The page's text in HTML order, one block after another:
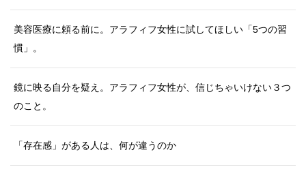
美容医療に頼る前に。アラフィフ女性に試してほしい「5つの習
慣」。
鏡に映る自分を疑え。アラフィフ女性が、信じちゃいけない３つ
のこと。
「存在感」がある人は、何が違うのか